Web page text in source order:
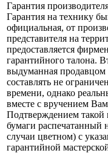
Гарантия
Гарантия на технику
официальная, от
представителя на
предоставляется
гарантийного талона.
выдуманная продавцом
составлять не
времени, однако
вместе с вручением
Подтверждением такой
бумаги распечатанный
случаи цветном) с
гарантийной